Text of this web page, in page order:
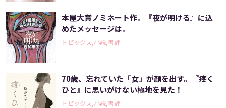
本屋大賞ノミネート作。『夜が明ける』に込
めたメッセージは。
トピックス,小説,書評
70歳、忘れていた「女」が顔を出す。『疼く
ひと』に思いがけない極地を見た！
トピックス,小説,書評